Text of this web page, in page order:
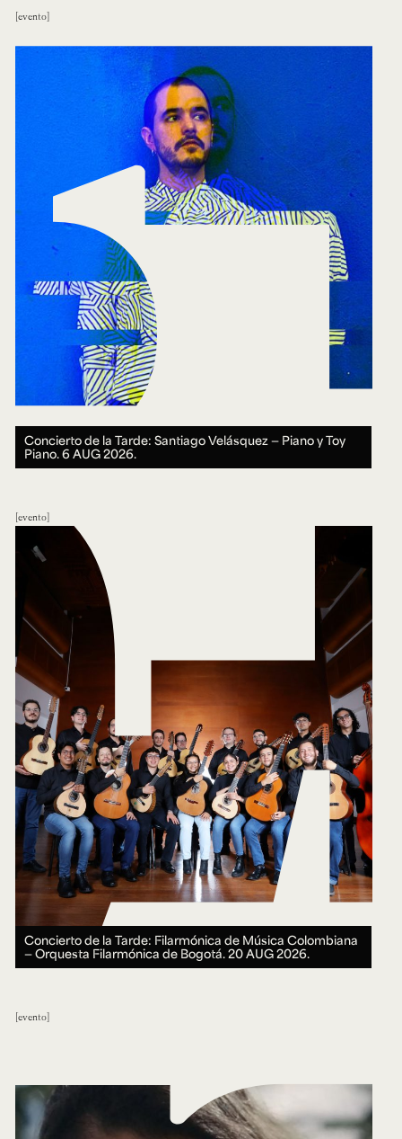
evento
Concierto de la Tarde: Santiago Velásquez — Piano y Toy
Piano.6 AUG 2026.
evento
Concierto de la Tarde: Filarmónica de Música Colombiana
— Orquesta Filarmónica de Bogotá.20 AUG 2026.
evento